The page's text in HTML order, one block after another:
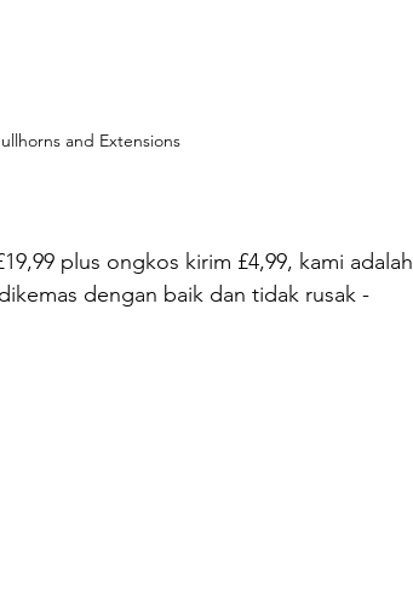
and Extensions
plus ongkos kirim £4,99, kami adalah
dengan baik dan tidak rusak -